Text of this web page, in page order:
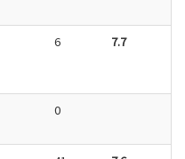
6 7.7
0